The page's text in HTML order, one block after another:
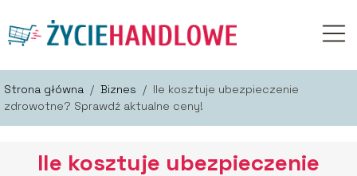
Strona główna / Biznes / Ile kosztuje ubezpieczenie
zdrowotne? Sprawdź aktualne ceny!
Ile kosztuje ubezpieczenie